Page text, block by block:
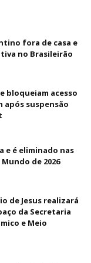
fora de casa e
no Brasileirão
bloqueiam acesso
após suspensão
e é eliminado nas
de 2026
de Jesus realizará
da Secretaria
e Meio